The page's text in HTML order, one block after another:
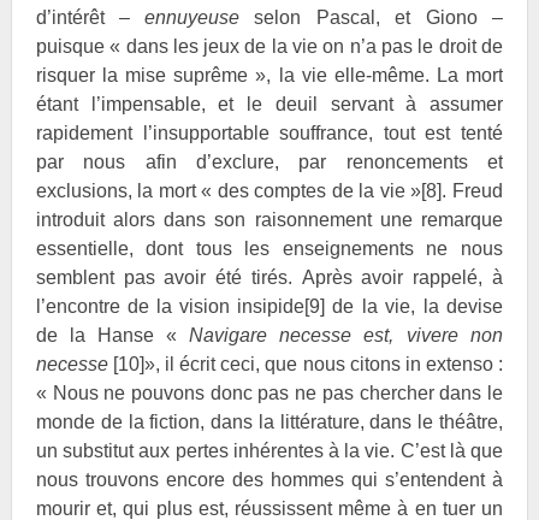
d’intérêt – ennuyeuseselon Pascal, et Giono –
puisque « dans les jeux de la vie on n’a pas le droit de
risquer la mise suprême », la vie elle-même. La mort
étant l’impensable, et le deuil servant à assumer
rapidement l’insupportable souffrance, tout est tenté
par nous afin d’exclure, par renoncements et
exclusions, la mort « des comptes de la vie »[8]. Freud
introduit alors dans son raisonnement une remarque
essentielle, dont tous les enseignements ne nous
semblent pas avoir été tirés. Après avoir rappelé, à
l’encontre de la vision insipide[9] de la vie, la devise
de la Hanse « Navigare necesse est, vivere non
necesse [10]», il écrit ceci, que nous citons in extenso :
« Nous ne pouvons donc pas ne pas chercher dans le
monde de la fiction, dans la littérature, dans le théâtre,
un substitut aux pertes inhérentes à la vie. C’est là que
nous trouvons encore des hommes qui s’entendent à
mourir et, qui plus est, réussissent même à en tuer un